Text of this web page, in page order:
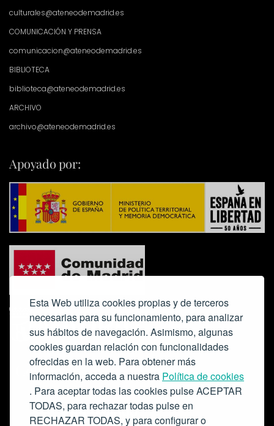
Esta Web utiliza cookies propias y de terceros
necesarias para su funcionamiento, para analizar
sus hábitos de navegación. Asimismo, algunas
cookies guardan relación con funcionalidades
ofrecidas en la web. Para obtener más
información, acceda a nuestra Política de cookies
. Para aceptar todas las cookies pulse ACEPTAR
TODAS, para rechazar todas pulse en
RECHAZAR TODAS, y para configurar o
culturales@ateneodemadrid.es
COMUNICACIÓN Y PRENSA
comunicacion@ateneodemadrid.es
BIBLIOTECA
biblioteca@ateneodemadrid.es
ARCHIVO
archivo@ateneodemadrid.es
Apoyado por:
Colabora: